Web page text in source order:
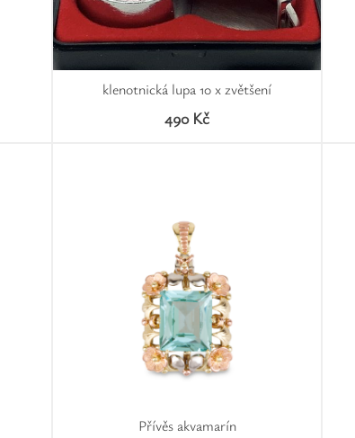
klenotnická lupa 10 x zvětšení
490 Kč
Přívěs akvamarín